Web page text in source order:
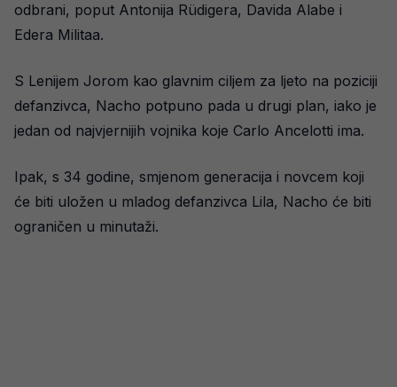
odbrani, poput Antonija Rüdigera, Davida Alabe i
Edera Militaa.
S Lenijem Jorom kao glavnim ciljem za ljeto na poziciji
defanzivca, Nacho potpuno pada u drugi plan, iako je
jedan od najvjernijih vojnika koje Carlo Ancelotti ima.
Ipak, s 34 godine, smjenom generacija i novcem koji
će biti uložen u mladog defanzivca Lila, Nacho će biti
ograničen u minutaži.